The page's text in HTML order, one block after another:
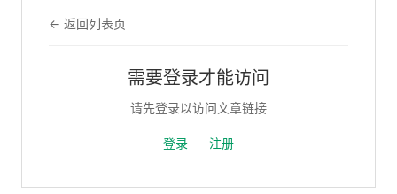
← 返回列表页
需要登录才能访问
请先登录以访问文章链接
登录 注册